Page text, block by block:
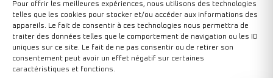
Pour offrir les meilleures expériences, nous utilisons des technologies
telles que les cookies pour stocker et/ou accéder aux informations des
appareils. Le fait de consentir à ces technologies nous permettra de
traiter des données telles que le comportement de navigation ou les ID
uniques sur ce site. Le fait de ne pas consentir ou de retirer son
consentement peut avoir un effet négatif sur certaines
caractéristiques et fonctions.
PEUT-ON ENLEVER LA ROUILLE SANS
PONCER ?
Oui, certains produits chimiques permettent de
dissoudre la rouille, mais un léger ponçage est